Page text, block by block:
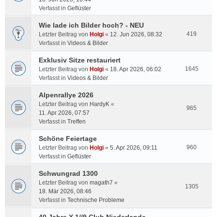
Verfasst in Geflüster
Wie lade ich Bilder hoch? - NEU
Letzter Beitrag von Holgi « 12. Jun 2026, 08:32
Verfasst in Videos & Bilder
419
Exklusiv Sitze restauriert
Letzter Beitrag von Holgi « 18. Apr 2026, 06:02
Verfasst in Videos & Bilder
1645
Alpenrallye 2026
Letzter Beitrag von HardyK «
11. Apr 2026, 07:57
Verfasst in Treffen
965
Schöne Feiertage
Letzter Beitrag von Holgi « 5. Apr 2026, 09:11
Verfasst in Geflüster
960
Schwungrad 1300
Letzter Beitrag von magath7 «
18. Mär 2026, 08:46
Verfasst in Technische Probleme
1305